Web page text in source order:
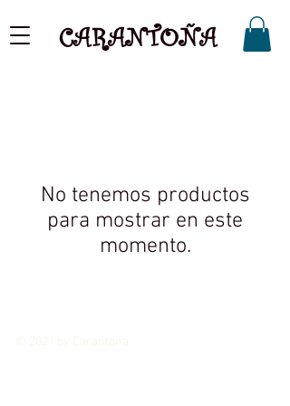
CARANTOÑA
No tenemos productos
para mostrar en este
momento.
© 2021 by Carantoña